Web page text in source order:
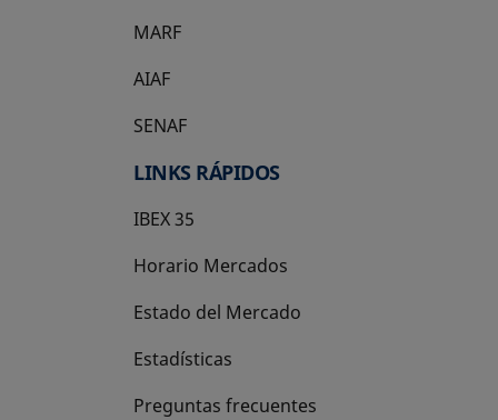
MARF
AIAF
SENAF
LINKS RÁPIDOS
IBEX 35
Horario Mercados
Estado del Mercado
Estadísticas
Preguntas frecuentes